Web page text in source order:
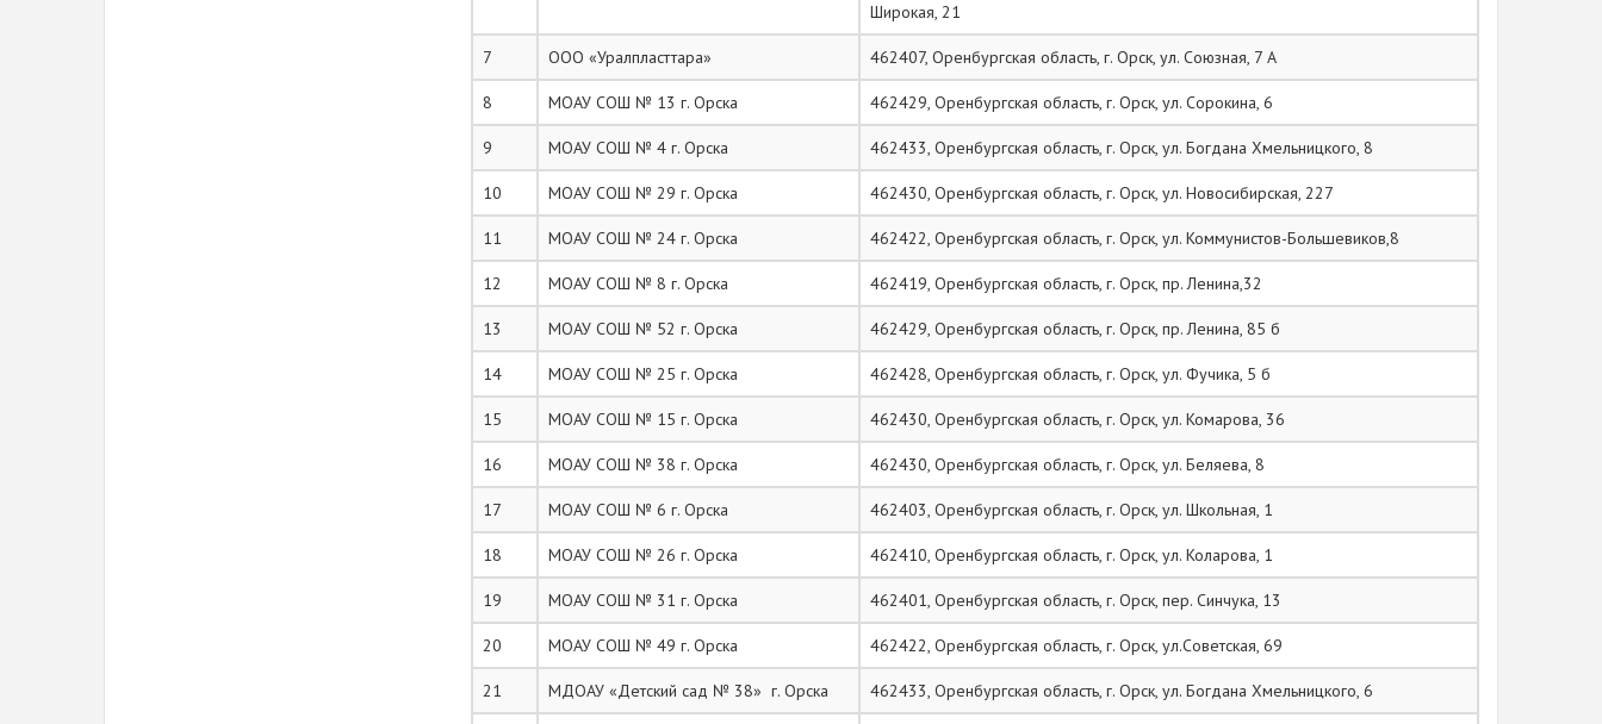
Широкая, 21
7 ООО «Уралпласттара» 462407, Оренбургская область, г. Орск, ул. Союзная, 7 А
8 МОАУ СОШ № 13 г. Орска 462429, Оренбургская область, г. Орск, ул. Сорокина, 6
9 МОАУ СОШ № 4 г. Орска 462433, Оренбургская область, г. Орск, ул. Богдана Хмельницкого, 8
10 МОАУ СОШ № 29 г. Орска 462430, Оренбургская область, г. Орск, ул. Новосибирская, 227
11 МОАУ СОШ № 24 г. Орска 462422, Оренбургская область, г. Орск, ул. Коммунистов-Большевиков,8
12 МОАУ СОШ № 8 г. Орска 462419, Оренбургская область, г. Орск, пр. Ленина,32
13 МОАУ СОШ № 52 г. Орска 462429, Оренбургская область, г. Орск, пр. Ленина, 85 б
14 МОАУ СОШ № 25 г. Орска 462428, Оренбургская область, г. Орск, ул. Фучика, 5 б
15 МОАУ СОШ № 15 г. Орска 462430, Оренбургская область, г. Орск, ул. Комарова, 36
16 МОАУ СОШ № 38 г. Орска 462430, Оренбургская область, г. Орск, ул. Беляева, 8
17 МОАУ СОШ № 6 г. Орска 462403, Оренбургская область, г. Орск, ул. Школьная, 1
18 МОАУ СОШ № 26 г. Орска 462410, Оренбургская область, г. Орск, ул. Коларова, 1
19 МОАУ СОШ № 31 г. Орска 462401, Оренбургская область, г. Орск, пер. Синчука, 13
20 МОАУ СОШ № 49 г. Орска 462422, Оренбургская область, г. Орск, ул.Советская, 69
21 МДОАУ «Детский сад № 38» г. Орска 462433, Оренбургская область, г. Орск, ул. Богдана Хмельницкого, 6